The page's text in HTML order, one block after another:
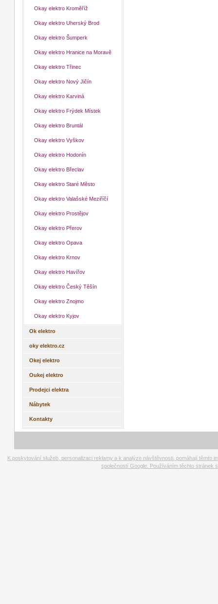
Okay elektro Kroměříž
Okay elektro Uherský Brod
Okay elektro Šumperk
Okay elektro Hranice na Moravě
Okay elektro Třinec
Okay elektro Nový Jičín
Okay elektro Karviná
Okay elektro Frýdek Místek
Okay elektro Bruntál
Okay elektro Vyškov
Okay elektro Hodonín
Okay elektro Břeclav
Okay elektro Staré Město
Okay elektro Valašské Meziříčí
Okay elektro Prostějov
Okay elektro Přerov
Okay elektro Opava
Okay elektro Krnov
Okay elektro Havířov
Okay elektro Český Těšín
Okay elektro Znojmo
Okay elektro Kyjov
Ok elektro
oky elektro.cz
Okej elektro
Oukej elektro
Prodejci elektra
Nábytek
Kontakty
K poskytování služeb, personalizaci reklamy a k analýze návštěvnosti, pomáhají
společností Google. Používáním těchto stránek